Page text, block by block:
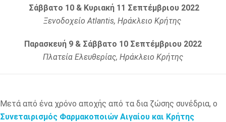
Σάββατο 10 & Κυριακή 11 Σεπτέμβριου 2022
Ξενοδοχείο Atlantis, Ηράκλειο Κρήτης
Παρασκευή 9 & Σάββατο 10 Σεπτέμβριου 2022
Πλατεία Ελευθερίας, Ηράκλειο Κρήτης
Μετά από ένα χρόνο αποχής από τα δια ζώσης συνέδρια, ο
Συνεταιρισμός Φαρμακοποιών Αιγαίου και Κρήτης